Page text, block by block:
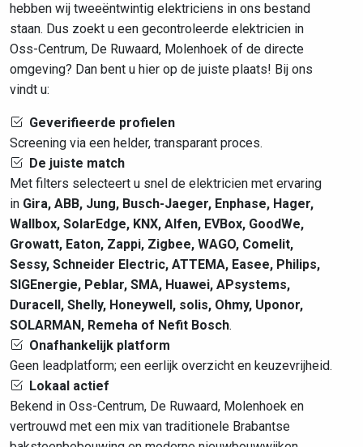
hebben wij tweeëntwintig elektriciens in ons bestand
staan. Dus zoekt u een gecontroleerde elektricien in
Oss-Centrum, De Ruwaard, Molenhoek of de directe
omgeving? Dan bent u hier op de juiste plaats! Bij ons
vindt u:
Geverifieerde profielen
Screening via een helder, transparant proces.
De juiste match
Met filters selecteert u snel de elektricien met ervaring
in Gira, ABB, Jung, Busch-Jaeger, Enphase, Hager,
Wallbox, SolarEdge, KNX, Alfen, EVBox, GoodWe,
Growatt, Eaton, Zappi, Zigbee, WAGO, Comelit,
Sessy, Schneider Electric, ATTEMA, Easee, Philips,
SIGEnergie, Peblar, SMA, Huawei, APsystems,
Duracell, Shelly, Honeywell, solis, Ohmy, Uponor,
SOLARMAN, Remeha of Nefit Bosch.
Onafhankelijk platform
Geen leadplatform; een eerlijk overzicht en keuzevrijheid.
Lokaal actief
Bekend in Oss-Centrum, De Ruwaard, Molenhoek en
vertrouwd met een mix van traditionele Brabantse